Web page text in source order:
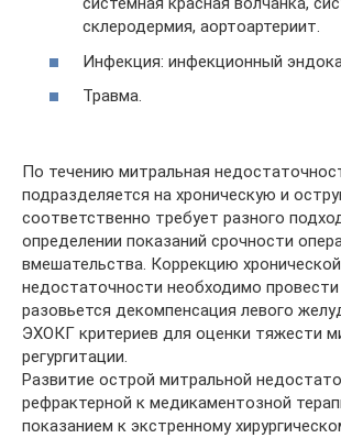
склеродермия, аортоартериит.
Инфекция: инфекционный
Травма.
По течению митральная
подразделяется на хроническую и
соответственно требует разного
определении показаний срочности
вмешательства. Коррекцию
недостаточности необходимо
разовьется декомпенсация левого
ЭХОКГ критериев для оценки тяжести
регургитации.
Развитие острой митральной
рефрактерной к медикаментозной
показанием к экстренному